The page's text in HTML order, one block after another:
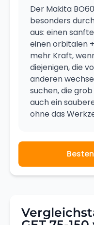
Der Makita
besonders
aus: einen
einen orbitalen
mehr Kraft,
diejenigen, die
anderen
suchen, die
auch ein
ohne das